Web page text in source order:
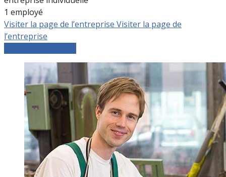
1 employé
Visiter la page de l’entreprise Visiter la page de
l’entreprise